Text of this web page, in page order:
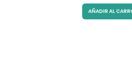
AÑADIR AL